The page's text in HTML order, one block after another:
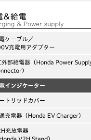
ケーブル／
充電用アダプター
外部給電器（Honda Power
）
インジケーター
トリッドカバー
充電器（Honda EV Charger）
充放電器
Honda V2H Stand）